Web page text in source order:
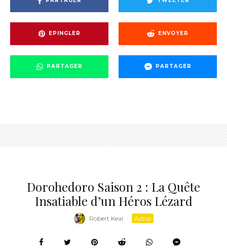
EPINGLER ENVOYER
PARTAGER PARTAGER
Dorohedoro Saison 2 : La Quête
Insatiable d’un Héros Lézard
Robert Keal · Actus